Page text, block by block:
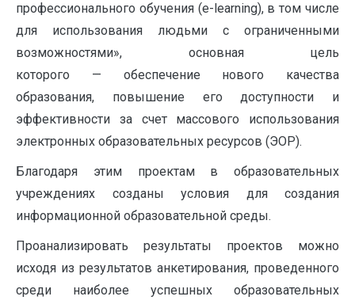
профессионального обучения (e-learning), в том числе
для использования людьми с ограниченными
возможностями», основная цель
которого — обеспечение нового качества
образования, повышение его доступности и
эффективности за счет массового использования
электронных образовательных ресурсов (ЭОР).
Благодаря этим проектам в образовательных
учреждениях созданы условия для создания
информационной образовательной среды.
Проанализировать результаты проектов можно
исходя из результатов анкетирования, проведенного
среди наиболее успешных образовательных